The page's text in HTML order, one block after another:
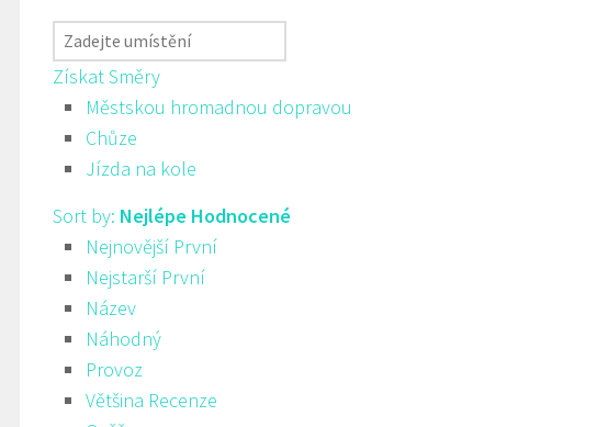
Získat Směry
Městskou hromadnou dopravou
Chůze
Jízda na kole
Sort by: Nejlépe Hodnocené
Nejnovější První
Nejstarší První
Název
Náhodný
Provoz
Většina Recenze